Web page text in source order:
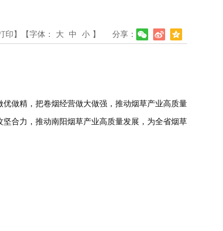
分享：
印】 【字体： 大 中 小 】
做精，把卷烟经营做大做强，推动烟草产业高质量
合力，推动南阳烟草产业高质量发展，为全省烟草